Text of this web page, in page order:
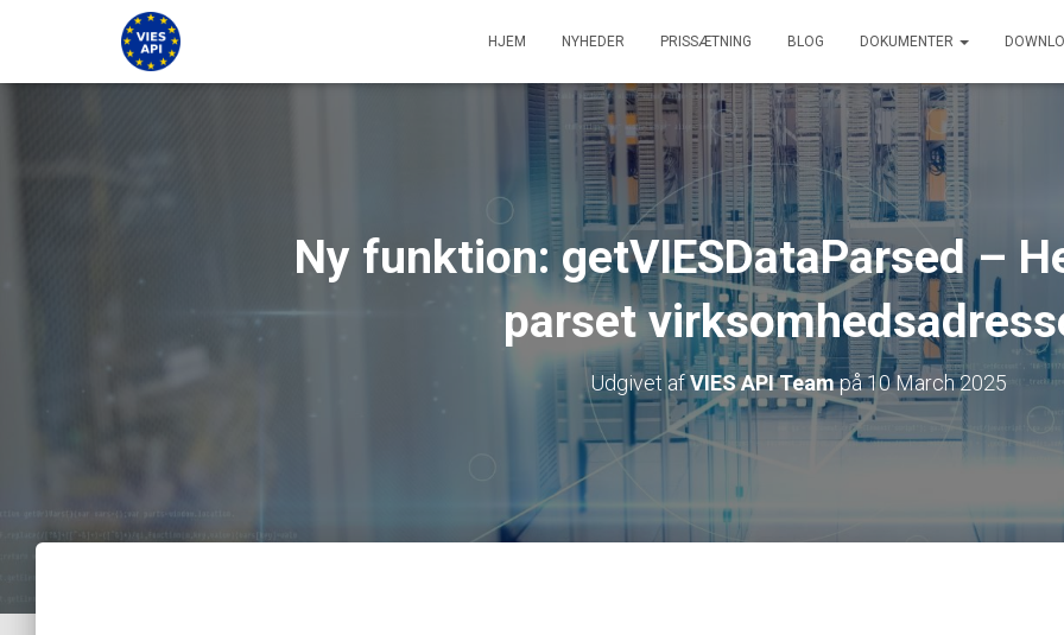
HJEM NYHEDER PRISSÆTNING BLOG DOKUMENTER
Ny funktion: getVIESDataParsed –
parset
Udgivet afVIES API Teampå10 March 2025